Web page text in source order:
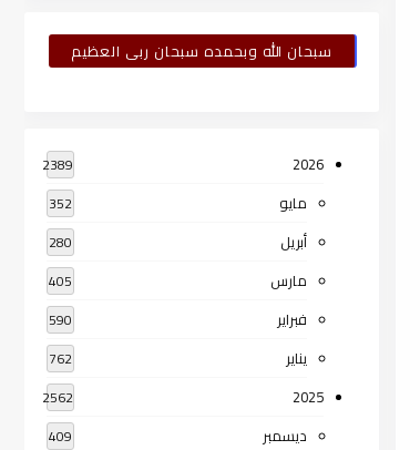
سبحان الله وبحمده سبحان ربى العظيم
2026
2389
مايو 352
أبريل 280
مارس 405
فبراير 590
يناير 762
2025
2562
ديسمبر 409